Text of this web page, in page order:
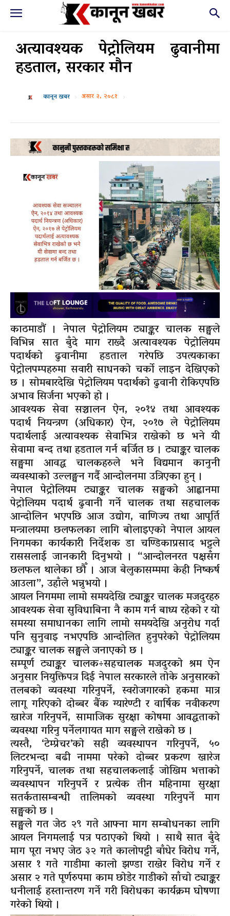
अत्यावश्यक पेट्रोलियम ढुवानीमा
हडताल, सरकार मौन
कानून खबर असार ३, २०८१
काठमाडौं । नेपाल पेट्रोलियम ट्याङ्कर चालक सङ्घले
विभिन्न सात बुँदे माग राख्दै अत्यावश्यक पेट्रोलियम
पदार्थको ढुवानीमा हडताल गरेपछि उपत्यकाका
पेट्रोलपम्पहरुमा सवारी साधनको चर्को लाइन देखिएको
छ । सोमबारदेखि पेट्रोलियम पदार्थको ढुवानी रोकिएपछि
अभाव सिर्जना भएको हो ।
आवश्यक सेवा सञ्चालन ऐन, २०१४ तथा आवश्यक
पदार्थ नियन्त्रण (अधिकार) ऐन, २०१७ ले पेट्रोलियम
पदार्थलाई अत्यावश्यक सेवाभित्र राखेको छ भने यी
सेवामा बन्द तथा हडताल गर्न बर्जित छ । ट्याङ्कर चालक
सङ्घमा आवद्ध चालकहरुले भने विद्यमान कानुनी
व्यवस्थाको उल्लङ्घन गर्दै आन्दोलनमा उत्रिएका हुन् ।
नेपाल पेट्रोलियम ट्याङ्कर चालक सङ्घको आह्वानमा
पेट्रोलियम पदार्थ ढुवानी गर्ने चालक तथा सहचालक
आन्दोलिन भएपछि आज उद्योग, वाणिज्य तथा आपूर्ति
मन्त्रालयमा छलफलका लागि बोलाइएको नेपाल आयल
निगमका कार्यकारी निर्देशक डा चण्डिकाप्रसाद भट्टले
राससलाई जानकारी दिनुभयो । “आन्दोलनरत पक्षसँग
छलफल थालेका छौँ । आज बेलुकासम्ममा केही निष्कर्ष
आउला”, उहाँले भन्नुभयो ।
आयल निगममा लामो समयदेखि ट्याङ्कर चालक मजदुरहरु
आवश्यक सेवा सुविधाबिना नै काम गर्न बाध्य रहेको र यो
समस्या समाधानका लागि लामो समयदेखि अनुरोध गर्दा
पनि सुनुवाइ नभएपछि आन्दोलित हुनुपरेको पेट्रोलियम
ट्याङ्कर चालक सङ्घले जनाएको छ ।
सम्पूर्ण ट्याङ्कर चालक÷सहचालक मजदुरको श्रम ऐन
अनुसार नियुक्तिपत्र दिई नेपाल सरकारले तोके अनुसारको
तलबको व्यवस्था गरिनुपर्ने, स्वरोजगारको हकमा मात्र
लागू गरिएको दोब्बर बैंक ग्यारेण्टी र वार्षिक नवीकरण
खारेज गरिनुपर्ने, सामाजिक सुरक्षा कोषमा आवद्धताको
व्यवस्था गरिनु पर्नेलगायत माग सङ्घले राखेको छ ।
त्यस्तै, ‘टेम्प्रेचर’को सही व्यवस्थापन गरिनुपर्ने, ५०
लिटरभन्दा बढी नाममा परेको दोब्बर प्रकरण खारेज
गरिनुपर्ने, चालक तथा सहचालकलाई जोखिम भत्ताको
व्यवस्थापन गरिनुपर्ने र प्रत्येक तीन महिनामा सुरक्षा
सतर्कतासम्बन्धी तालिमको व्यवस्था गरिनुपर्ने माग
सङ्घको छ ।
सङ्घले गत जेठ २९ गते आफ्ना माग सम्बोधनका लागि
आयल निगमलाई पत्र पठाएको थियो । साथै सात बुँदे
माग पूरा नभए जेठ ३२ गते कालोपट्टी बाँधेर विरोध गर्ने,
असार १ गते गाडीमा कालो झण्डा राखेर विरोध गर्ने र
असार २ गते पूर्णरुपमा काम छोडेर गाडीको साँचो ट्याङ्कर
धनीलाई हस्तान्तरण गर्ने गरी विरोधका कार्यक्रम घोषणा
गरेको थियो ।